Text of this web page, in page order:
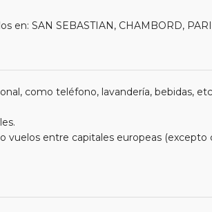
en: SAN SEBASTIAN, CHAMBORD,
como teléfono, lavandería, bebidas,
vuelos entre capitales europeas